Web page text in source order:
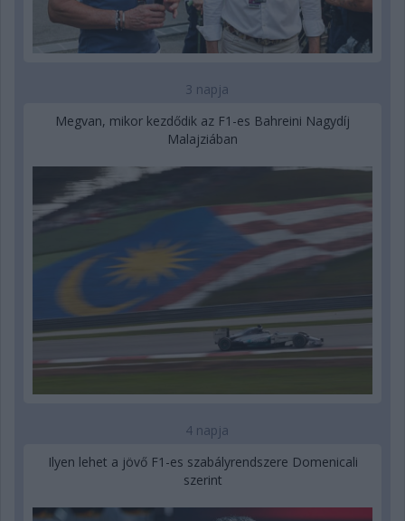
3 napja
Megvan, mikor kezdődik az F1-es Bahreini Nagydíj
Malajziában
4 napja
Ilyen lehet a jövő F1-es szabályrendszere Domenicali
szerint